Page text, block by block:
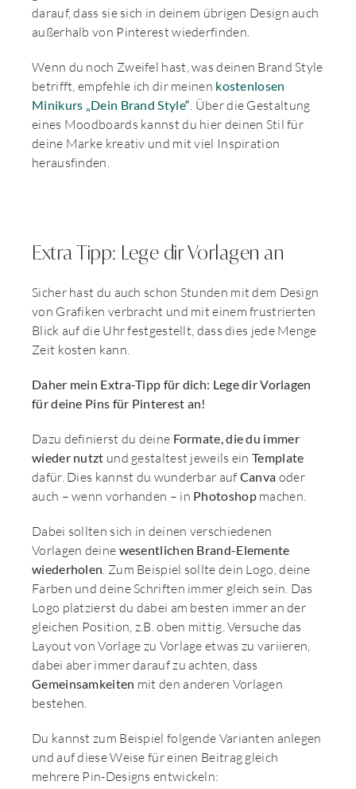
darauf, dass sie sich in deinem übrigen Design auch
außerhalb von Pinterest wiederfinden.
Wenn du noch Zweifel hast, was deinen Brand Style
betrifft, empfehle ich dir meinen kostenlosen
Minikurs „Dein Brand Style“. Über die Gestaltung
eines Moodboards kannst du hier deinen Stil für
deine Marke kreativ und mit viel Inspiration
herausfinden.
Extra Tipp: Lege dir Vorlagen an
Sicher hast du auch schon Stunden mit dem Design
von Grafiken verbracht und mit einem frustrierten
Blick auf die Uhr festgestellt, dass dies jede Menge
Zeit kosten kann.
Daher mein Extra-Tipp für dich: Lege dir Vorlagen
für deine Pins für Pinterest an!
Dazu definierst du deine Formate, die du immer
wieder nutzt und gestaltest jeweils einTemplate
dafür. Dies kannst du wunderbar auf Canva oder
auch – wenn vorhanden – in Photoshopmachen.
Dabei sollten sich in deinen verschiedenen
Vorlagen deine wesentlichen Brand-Elemente
wiederholen. Zum Beispiel sollte dein Logo, deine
Farben und deine Schriften immer gleich sein. Das
Logo platzierst du dabei am besten immer an der
gleichen Position, z.B. oben mittig. Versuche das
Layout von Vorlage zu Vorlage etwas zu variieren,
dabei aber immer darauf zu achten, dass
Gemeinsamkeiten mit den anderen Vorlagen
bestehen.
Du kannst zum Beispiel folgende Varianten anlegen
und auf diese Weise für einen Beitrag gleich
mehrere Pin-Designs entwickeln: